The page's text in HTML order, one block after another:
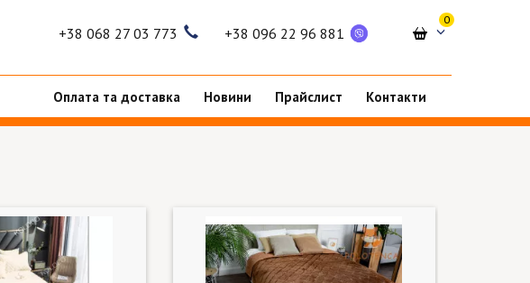
+38 068 27 03 773 +38 096 22 96 881
0
Оплата та доставка Новини Прайслист Контакти